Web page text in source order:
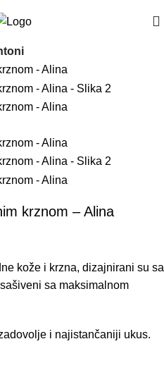
krznom – Alina
kože i krzna, dizajnirani su sa
sa maksimalnom
i najistančaniji ukus.